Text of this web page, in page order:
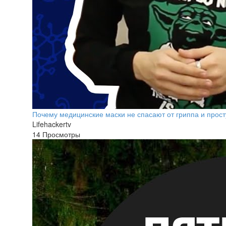
Почему медицинские маски не спасают от гриппа и
Lifehackertv
14 Просмотры